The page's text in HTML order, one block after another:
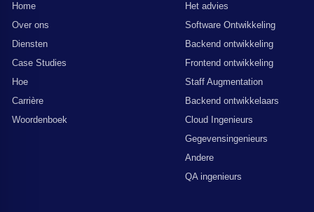
Home
Over ons
Diensten
Case Studies
Hoe
Carrière
Woordenboek
Het advies
Software Ontwikkeling
Backend ontwikkeling
Frontend ontwikkeling
Staff Augmentation
Backend ontwikkelaars
Cloud Ingenieurs
Gegevensingenieurs
Andere
QA ingenieurs